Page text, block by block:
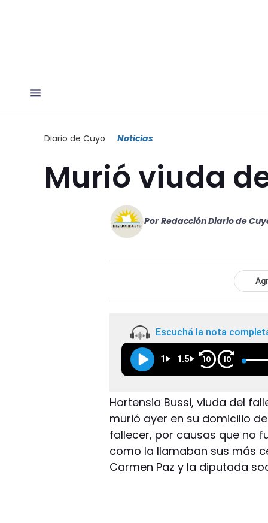
Diario de Cuyo Noticias
Murió viuda
Por Redacción Diario de
Escuchá la nota
1 1.5 10 10
Hortensia Bussi, viuda del
murió ayer en su domicilio
fallecer, por causas que no
como la llamaban sus más
Carmen Paz y la diputada